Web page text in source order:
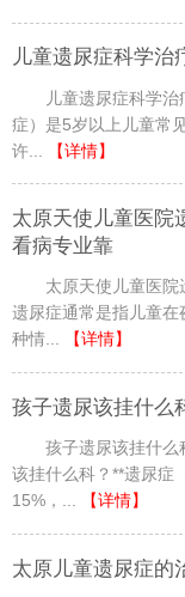
儿童遗尿症科学治
儿童遗尿症科学
症）是5岁以上儿童常
许...
【详情】
太原天使儿童医院
看病专业靠
太原天使儿童医
遗尿症通常是指儿童
种情...
【详情】
孩子遗尿该挂什么
孩子遗尿该挂什么
该挂什么科？**遗尿症
15%，...
【详情】
太原儿童遗尿症的